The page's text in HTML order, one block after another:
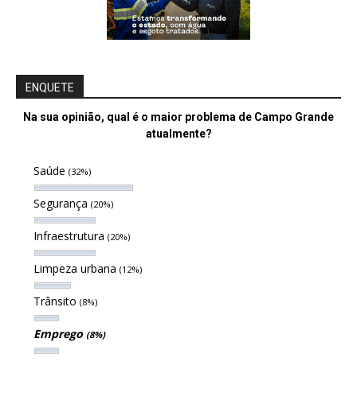
ENQUETE
Na sua opinião, qual é o maior problema de Campo Grande
atualmente?
Saúde (32%)
Segurança (20%)
Infraestrutura (20%)
Limpeza urbana (12%)
Trânsito (8%)
Emprego (8%)